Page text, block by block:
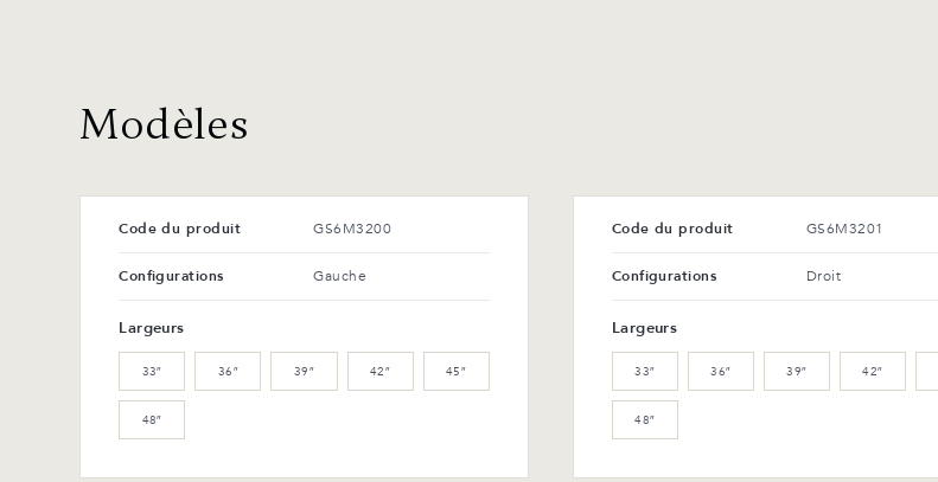
Modèles
Code du produit GS6M3200
Configurations Gauche
Largeurs
33″ 36″ 39″ 42″ 45″
48″
Code du produit GS6M3201
Configurations Droit
Largeurs
33″ 36″ 39″ 42″
48″